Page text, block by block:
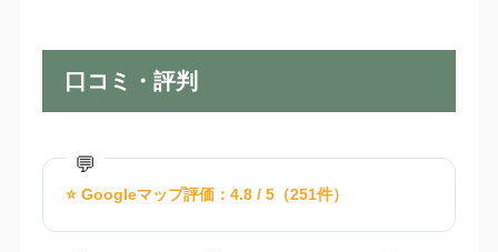
口コミ・評判
⭐ Googleマップ評価：4.8 / 5（251件）